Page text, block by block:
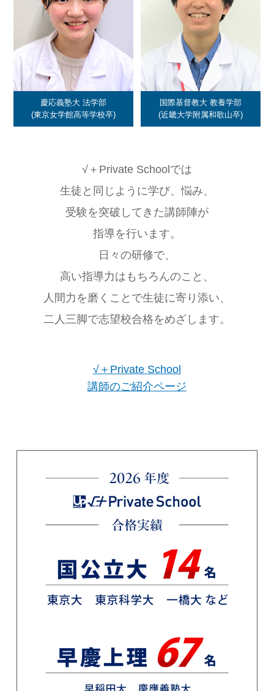
慶応義塾大 法学部
(東京女学館高等学校卒)
国際基督教大 教養学部
(近畿大学附属和歌山卒)
√＋Private Schoolでは
生徒と同じように学び、悩み、
受験を突破してきた講師陣が
指導を行います。
日々の研修で、
高い指導力はもちろんのこと、
人間力を磨くことで生徒に寄り添い、
二人三脚で志望校合格をめざします。
√＋Private School
講師のご紹介ページ